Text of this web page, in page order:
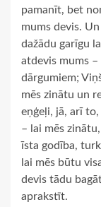
pamanīt, bet
mums devis.
dažādu garīgu
atdevis mums –
dārgumiem;
mēs zinātu un
eņģeļi, jā, arī
– lai mēs
īsta godība,
lai mēs būtu
devis tādu
aprakstīt.